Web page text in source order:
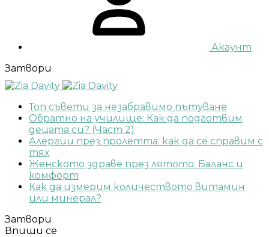
Акаунт
Затвори
Топ съвети за незабравимо пътуване
Обратно на училище: Как да подготвим
децата си? (Част 2)
Алергии през пролетта: как да се справим с
тях
Женското здраве през лятото: Баланс и
комфорт
Как да измерим количеството витамин
или минерал?
Затвори
Впиши се